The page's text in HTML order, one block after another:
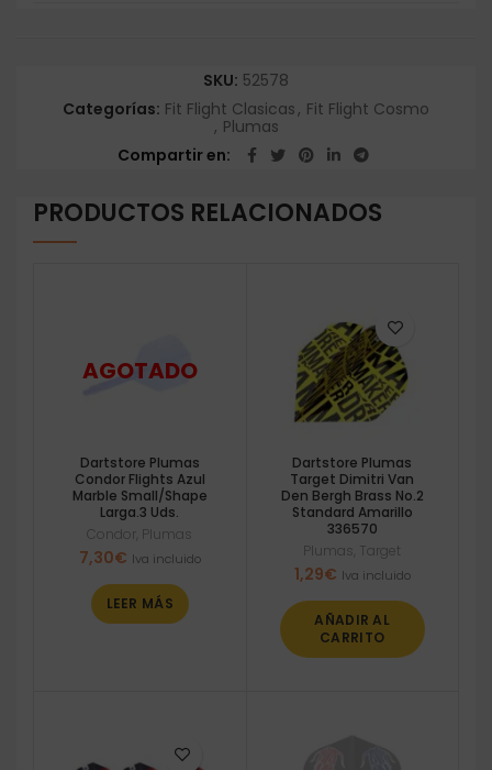
SKU: 52578
Categorías: Fit Flight Clasicas, Fit Flight Cosmo
, Plumas
Compartir en
PRODUCTOS RELACIONADOS
Dartstore Plumas
Condor Flights Azul
Marble Small/Shape
Larga.3 Uds.
Condor Plumas
7,30€ Iva incluido
LEER MÁS
Dartstore Plumas
Target Dimitri Van
Den Bergh Brass No.2
Standard Amarillo
336570
Plumas Target
1,29€ Iva incluido
AÑADIR AL
CARRITO